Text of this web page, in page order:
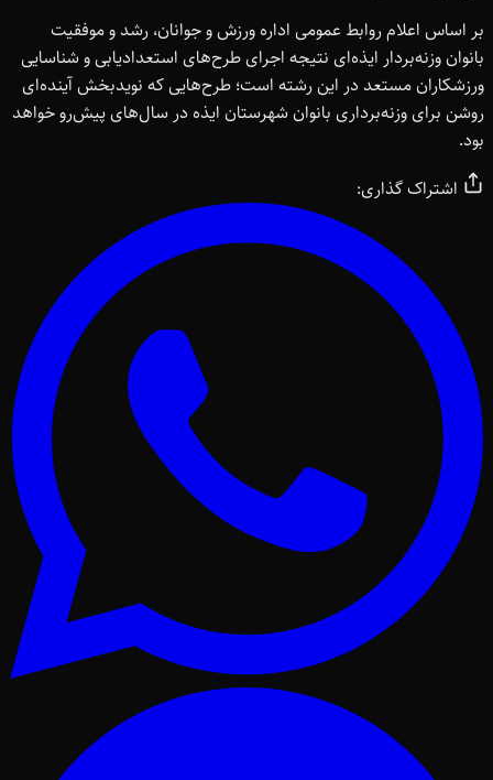
بر اساس اعلام روابط عمومی اداره ورزش و جوانان، رشد و موفقیت
بانوان وزنه‌بردار ایذه‌ای نتیجه اجرای طرح‌های استعدادیابی و شناسایی
ورزشکاران مستعد در این رشته است؛ طرح‌هایی که نویدبخش آینده‌ای
روشن برای وزنه‌برداری بانوان شهرستان ایذه در سال‌های پیش‌رو خواهد
بود.
اشتراک گذاری: